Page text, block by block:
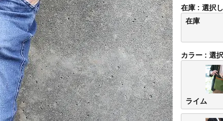
在庫
選択
在庫
カラー 選
ライム